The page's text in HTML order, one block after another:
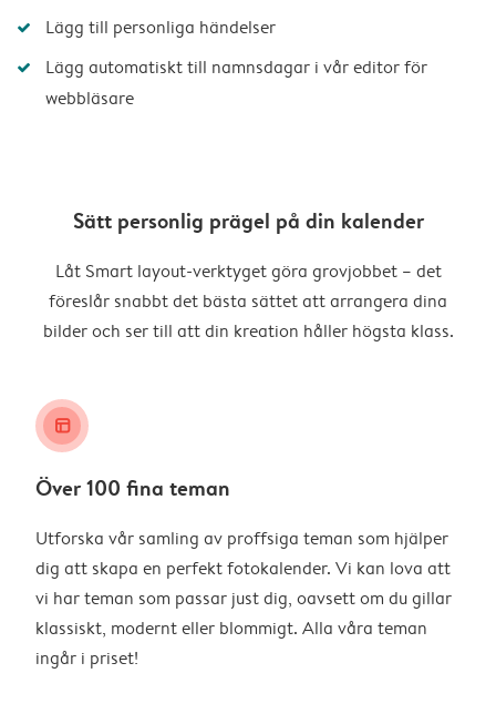
Lägg till personliga händelser
Lägg automatiskt till namnsdagar i vår editor för
webbläsare
Sätt personlig prägel på din kalender
Låt Smart layout-verktyget göra grovjobbet – det
föreslår snabbt det bästa sättet att arrangera dina
bilder och ser till att din kreation håller högsta klass.
layout_alt
Över 100 fina teman
Utforska vår samling av proffsiga teman som hjälper
dig att skapa en perfekt fotokalender. Vi kan lova att
vi har teman som passar just dig, oavsett om du gillar
klassiskt, modernt eller blommigt. Alla våra teman
ingår i priset!